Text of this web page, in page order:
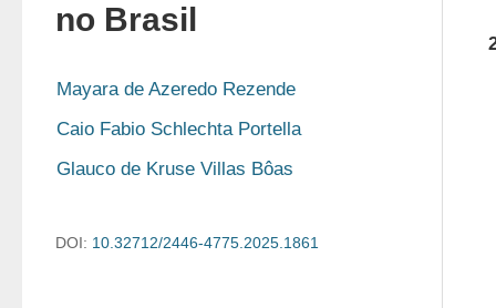
no Brasil
Mayara de Azeredo Rezende
Caio Fabio Schlechta Portella
Glauco de Kruse Villas Bôas
DOI: 10.32712/2446-4775.2025.1861